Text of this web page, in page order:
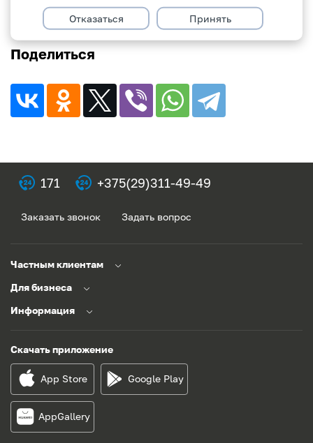
Оформляйте в мобильном приложенииiParitet
Поделиться
171 +375(29)311-49-49
Заказать звонок Задать вопрос
Частным клиентам
Для бизнеса
Информация
Скачать приложение
App Store Google Play
AppGallery
Отказаться Принять